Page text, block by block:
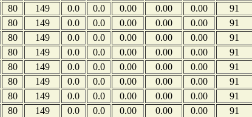
80 149 0.0 0.0 0.00 0.00 0.00 91
80 149 0.0 0.0 0.00 0.00 0.00 91
80 149 0.0 0.0 0.00 0.00 0.00 91
80 149 0.0 0.0 0.00 0.00 0.00 91
80 149 0.0 0.0 0.00 0.00 0.00 91
80 149 0.0 0.0 0.00 0.00 0.00 91
80 149 0.0 0.0 0.00 0.00 0.00 91
80 149 0.0 0.0 0.00 0.00 0.00 91